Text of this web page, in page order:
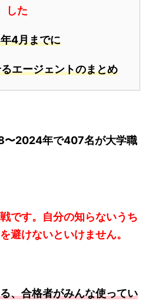
した
4月までに
エージェントのまとめ
〜2024年で407名が大学職
です。自分の知らないうち
避けないといけません。
、合格者がみんな使ってい